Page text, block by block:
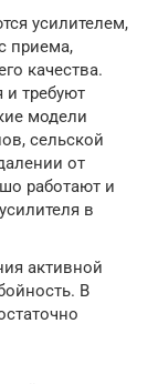
усилителем,
приема,
качества.
и требуют
модели
сельской
от
работают и
в
активной
В